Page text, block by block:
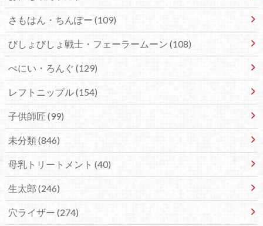
さもはん・ちんぽー (109)
びしょびしょ戦士・フェーラームーン (108)
ぺにい・ろんぐ (129)
レフトニップル(154)
子供師匠 (99)
未分類(846)
母乳トリートメント (40)
生太郎 (246)
穴ライザー (274)